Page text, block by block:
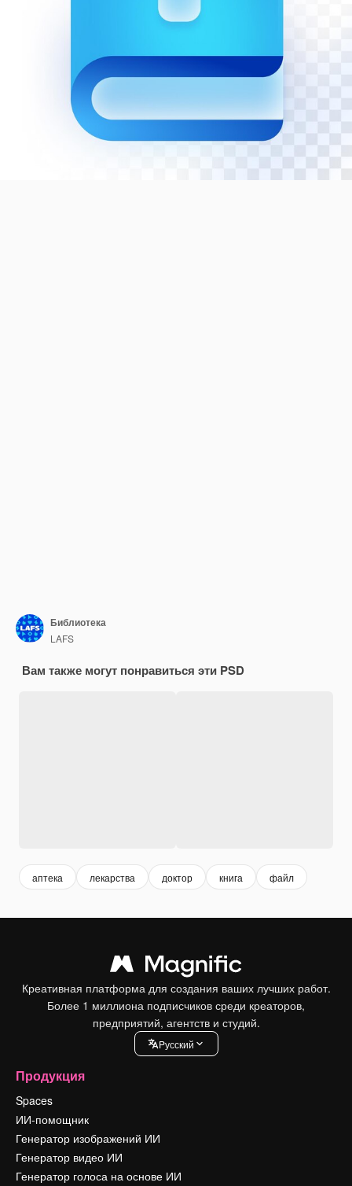
Библиотека
LAFS
Вам также могут понравиться эти PSD
аптека лекарства доктор книга файл
Креативная платформа для создания ваших лучших работ.
Более 1 миллиона подписчиков среди креаторов,
предприятий, агентств и студий.
Pусский
Продукция
Spaces
ИИ-помощник
Генератор изображений ИИ
Генератор видео ИИ
Генератор голоса на основе ИИ